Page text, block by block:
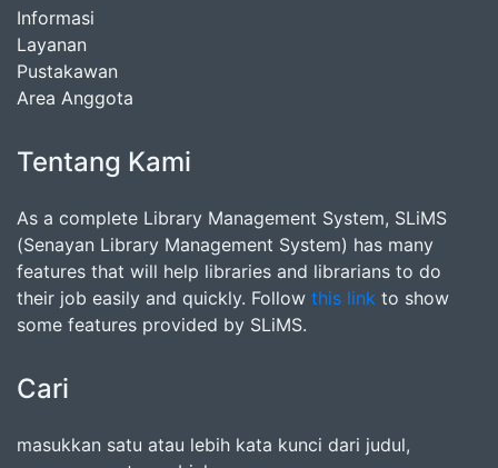
Informasi
Layanan
Pustakawan
Area Anggota
Tentang Kami
As a complete Library Management System, SLiMS
(Senayan Library Management System) has many
features that will help libraries and librarians to do
their job easily and quickly. Follow this link to show
some features provided by SLiMS.
Cari
masukkan satu atau lebih kata kunci dari judul,